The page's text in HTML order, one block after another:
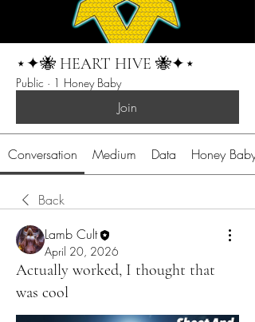
⋆✦🐝 HEART HIVE 🐝✦⋆
Public · 1 Honey Baby
Join
Conversation Medium Data Honey Baby
Back
Lamb Cult
April 20, 2026
Actually worked, I thought that
was cool